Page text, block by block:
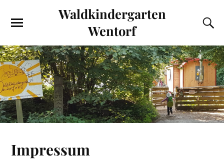
Waldkindergarten
Wentorf
Impressum